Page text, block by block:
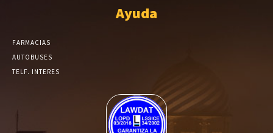
Ayuda
FARMACIAS
AUTOBUSES
TELF. INTERES